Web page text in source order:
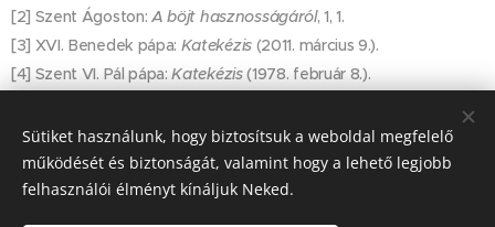
[2] Szent Ágoston: A böjt hasznosságáról, 1, 1.
[3] XVI. Benedek pápa: Katekézis (2011. március 9.).
[4] Szent VI. Pál pápa: Katekézis(1978. február 8.).
Share
Sütiket használunk, hogy biztosítsuk a weboldal megfelelő
működését és biztonságát, valamint hogy a lehető legjobb
felhasználói élményt kínáljuk Neked.